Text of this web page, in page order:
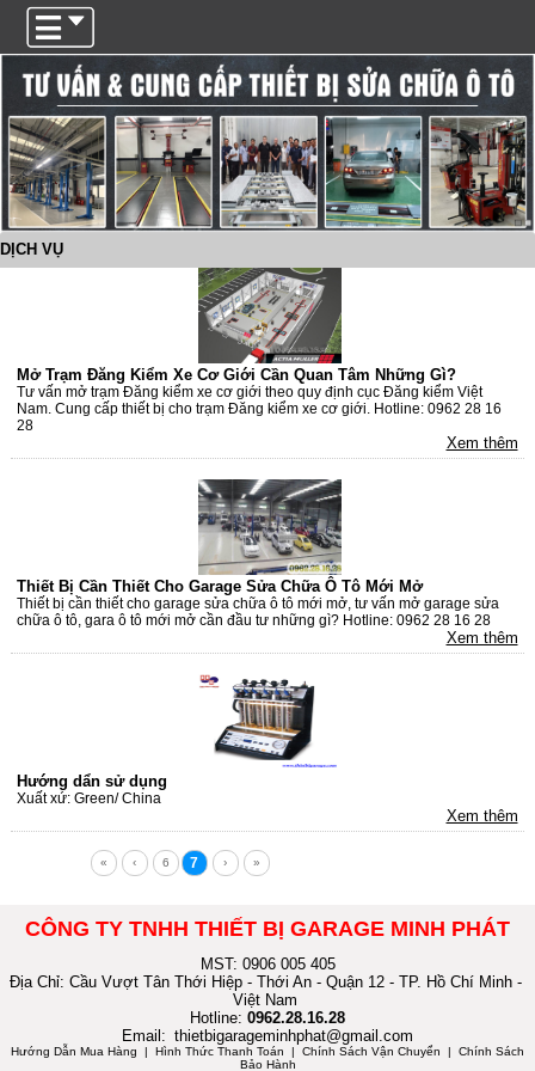
DỊCH VỤ
Mở Trạm Đăng Kiểm Xe Cơ Giới Cần Quan Tâm Những Gì?
Tư vấn mở trạm Đăng kiểm xe cơ giới theo quy định cục Đăng kiểm Việt
Nam. Cung cấp thiết bị cho trạm Đăng kiểm xe cơ giới. Hotline: 0962 28 16
28
Xem thêm
Thiết Bị Cần Thiết Cho Garage Sửa Chữa Ô Tô Mới Mở
Thiết bị cần thiết cho garage sửa chữa ô tô mới mở, tư vấn mở garage sửa
chữa ô tô, gara ô tô mới mở cần đầu tư những gì? Hotline: 0962 28 16 28
Xem thêm
Hướng dẩn sử dụng
Xuất xứ: Green/ China
Xem thêm
« ‹ 6 7 › »
CÔNG TY TNHH THIẾT BỊ GARAGE MINH PHÁT
MST: 0906 005 405
Địa Chỉ: Cầu Vượt Tân Thới Hiệp - Thới An - Quận 12 - TP. Hồ Chí Minh -
Việt Nam
Hotline: 0962.28.16.28
Email: thietbigarageminhphat@gmail.com
Hướng Dẫn Mua Hàng | Hình Thức Thanh Toán | Chính Sách Vận Chuyển | Chính Sách
Bảo Hành